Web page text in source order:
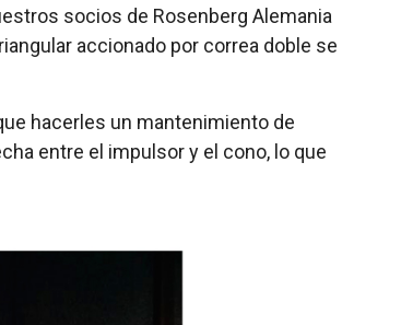
socios de Rosenberg Alemania
accionado por correa doble se
hacerles un mantenimiento de
entre el impulsor y el cono, lo que